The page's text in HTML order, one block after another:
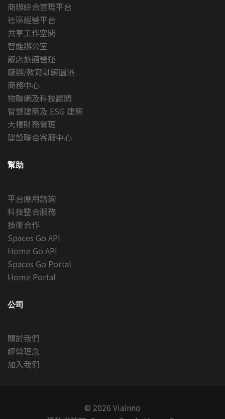
商辦綜合管理平台
社區經營平台
共享工作空間
智能辦公室
飯店旅館營運
廠辦/教育訓練園區
商務中心
物聯網及科技顧問
智慧建築及 ESG 建築
大樓財務管理
建設聯合客服中心
幫助
平台應用諮詢
科技整合服務
技術合作
Spaces Go API
Home Go API
Spaces Go Portal
Home Portal
公司
關於我們
經營理念
加入我們
© 2026 Viainno